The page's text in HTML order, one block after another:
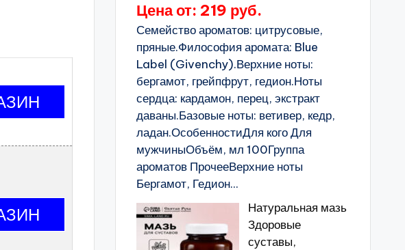
Цена от: 219 руб.
Семейство ароматов: цитрусовые,
пряные.Философия аромата: Blue
Label (Givenchy).Верхние ноты:
бергамот, грейпфрут, гедион.Ноты
сердца: кардамон, перец, экстракт
даваны.Базовые ноты: ветивер, кедр,
ладан.ОсобенностиДля кого Для
мужчиныОбъём, мл 100Группа
ароматов ПрочееВерхние ноты
Бергамот, Гедион...
Натуральная мазь
Здоровые
суставы,